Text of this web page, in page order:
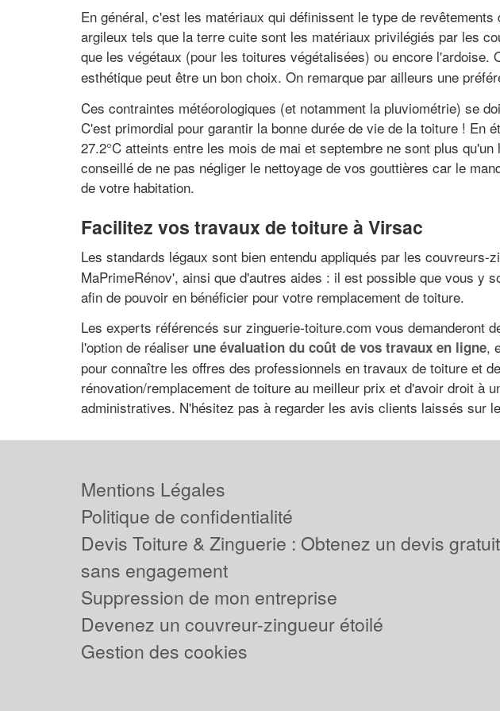
En général, c'est les matériaux qui définissent le type de
argileux tels que la terre cuite sont les matériaux privilégiés par les
que les végétaux (pour les toitures végétalisées) ou encore l'ardoise.
esthétique peut être un bon choix. On remarque par ailleurs une
Ces contraintes météorologiques (et notamment la pluviométrie) se
C'est primordial pour garantir la bonne durée de vie de la toiture ! En
27.2°C atteints entre les mois de mai et septembre ne sont plus
conseillé de ne pas négliger le nettoyage de vos gouttières car le
de votre habitation.
Facilitez vos travaux de toiture à Virsac
Les standards légaux sont bien entendu appliqués par les couvreurs-
MaPrimeRénov', ainsi que d'autres aides : il est possible que vous y
afin de pouvoir en bénéficier pour votre remplacement de toiture.
Les experts référencés sur zinguerie-toiture.com vous demanderont
l'option de réaliser une évaluation du coût de vos travaux en ligne,
pour connaître les offres des professionnels en travaux de toiture et
rénovation/remplacement de toiture au meilleur prix et d'avoir droit à
administratives. N'hésitez pas à regarder les avis clients laissés sur
Mentions Légales
Politique de confidentialité
Devis Toiture & Zinguerie : Obtenez un devis
sans engagement
Suppression de mon entreprise
Devenez un couvreur-zingueur étoilé
Gestion des cookies